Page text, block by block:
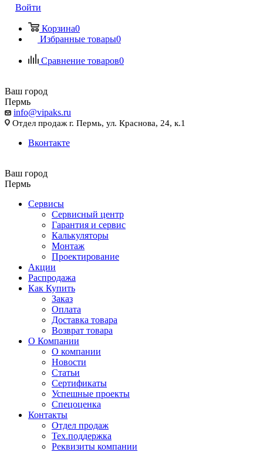
Войти
Корзина0
Избранные товары0
Сравнение товаров0
Ваш город
Пермь
info@vipaks.ru
Отдел продаж г. Пермь, ул. Краснова, 24, к.1
Вконтакте
Ваш город
Пермь
Сервисы
Сервисный центр
Гарантия и сервис
Калькуляторы
Монтаж
Проектирование
Акции
Распродажа
Как Купить
Заказ
Оплата
Доставка товара
Возврат товара
О Компании
О компании
Новости
Статьи
Сертификаты
Успешные проекты
Спецоценка
Контакты
Отдел продаж
Тех.поддержка
Реквизиты компании